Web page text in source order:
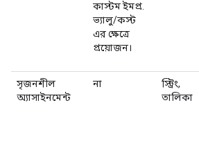
কাস্টম ইমপ্র.
ভ্যালু/কস্ট
এর ক্ষেত্রে
প্রয়োজন।
সৃজনশীল
অ্যাসাইনমেন্ট
না
স্ট্রিং,
তালিকা